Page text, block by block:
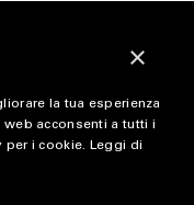
×
la tua esperienza
acconsenti a tutti i
per i cookie. Leggi di